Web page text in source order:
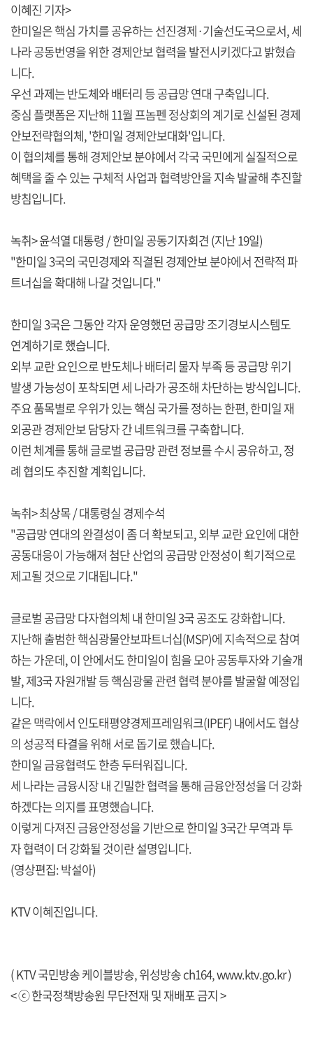
이혜진 기자>
한미일은 핵심 가치를 공유하는 선진경제·기술선도국으로서, 세
나라 공동번영을 위한 경제안보 협력을 발전시키겠다고 밝혔습
니다.
우선 과제는 반도체와 배터리 등 공급망 연대 구축입니다.
중심 플랫폼은 지난해 11월 프놈펜 정상회의 계기로 신설된 경제
안보전략협의체, '한미일 경제안보대화'입니다.
이 협의체를 통해 경제안보 분야에서 각국 국민에게 실질적으로
혜택을 줄 수 있는 구체적 사업과 협력방안을 지속 발굴해 추진할
방침입니다.
녹취> 윤석열 대통령 / 한미일 공동기자회견 (지난 19일)
"한미일 3국의 국민경제와 직결된 경제안보 분야에서 전략적 파
트너십을 확대해 나갈 것입니다."
한미일 3국은 그동안 각자 운영했던 공급망 조기경보시스템도
연계하기로 했습니다.
외부 교란 요인으로 반도체나 배터리 물자 부족 등 공급망 위기
발생 가능성이 포착되면 세 나라가 공조해 차단하는 방식입니다.
주요 품목별로 우위가 있는 핵심 국가를 정하는 한편, 한미일 재
외공관 경제안보 담당자 간 네트워크를 구축합니다.
이런 체계를 통해 글로벌 공급망 관련 정보를 수시 공유하고, 정
례 협의도 추진할 계획입니다.
녹취> 최상목 / 대통령실 경제수석
"공급망 연대의 완결성이 좀 더 확보되고, 외부 교란 요인에 대한
공동대응이 가능해져 첨단 산업의 공급망 안정성이 획기적으로
제고될 것으로 기대됩니다."
글로벌 공급망 다자협의체 내 한미일 3국 공조도 강화합니다.
지난해 출범한 핵심광물안보파트너십(MSP)에 지속적으로 참여
하는 가운데, 이 안에서도 한미일이 힘을 모아 공동투자와 기술개
발, 제3국 자원개발 등 핵심광물 관련 협력 분야를 발굴할 예정입
니다.
같은 맥락에서 인도태평양경제프레임워크(IPEF) 내에서도 협상
의 성공적 타결을 위해 서로 돕기로 했습니다.
한미일 금융협력도 한층 두터워집니다.
세 나라는 금융시장 내 긴밀한 협력을 통해 금융안정성을 더 강화
하겠다는 의지를 표명했습니다.
이렇게 다져진 금융안정성을 기반으로 한미일 3국간 무역과 투
자 협력이 더 강화될 것이란 설명입니다.
(영상편집: 박설아)
KTV 이혜진입니다.
( KTV 국민방송 케이블방송, 위성방송 ch164,www.ktv.go.kr)
< ⓒ 한국정책방송원 무단전재 및 재배포 금지 >